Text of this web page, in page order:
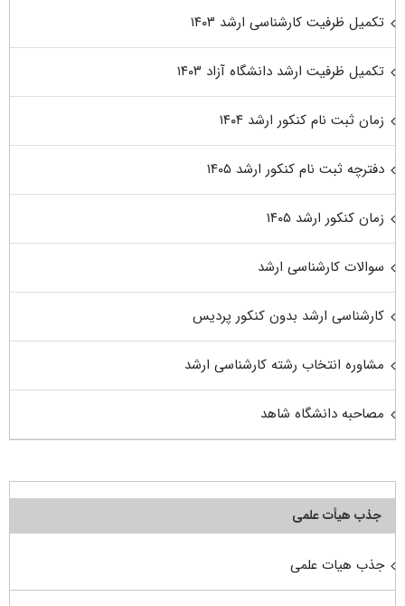
تکمیل ظرفیت کارشناسی ارشد ۱۴۰۳
تکمیل ظرفیت ارشد دانشگاه آزاد ۱۴۰۳
زمان ثبت نام کنکور ارشد ۱۴۰۴
دفترچه ثبت نام کنکور ارشد ۱۴۰۵
زمان کنکور ارشد ۱۴۰۵
سوالات کارشناسی ارشد
کارشناسی ارشد بدون کنکور پردیس
مشاوره انتخاب رشته کارشناسی ارشد
مصاحبه دانشگاه شاهد
جذب هیأت علمی
جذب هیات علمی